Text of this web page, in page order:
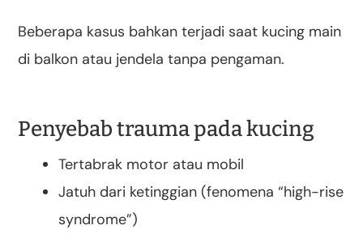
Beberapa kasus bahkan terjadi saat kucing main
di balkon atau jendela tanpa pengaman.
Penyebab trauma pada kucing
Tertabrak motor atau mobil
Jatuh dari ketinggian (fenomena “high-rise
syndrome”)